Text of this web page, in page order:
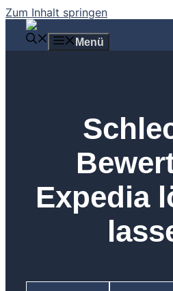
Zum Inhalt springen
Menü
Expedia